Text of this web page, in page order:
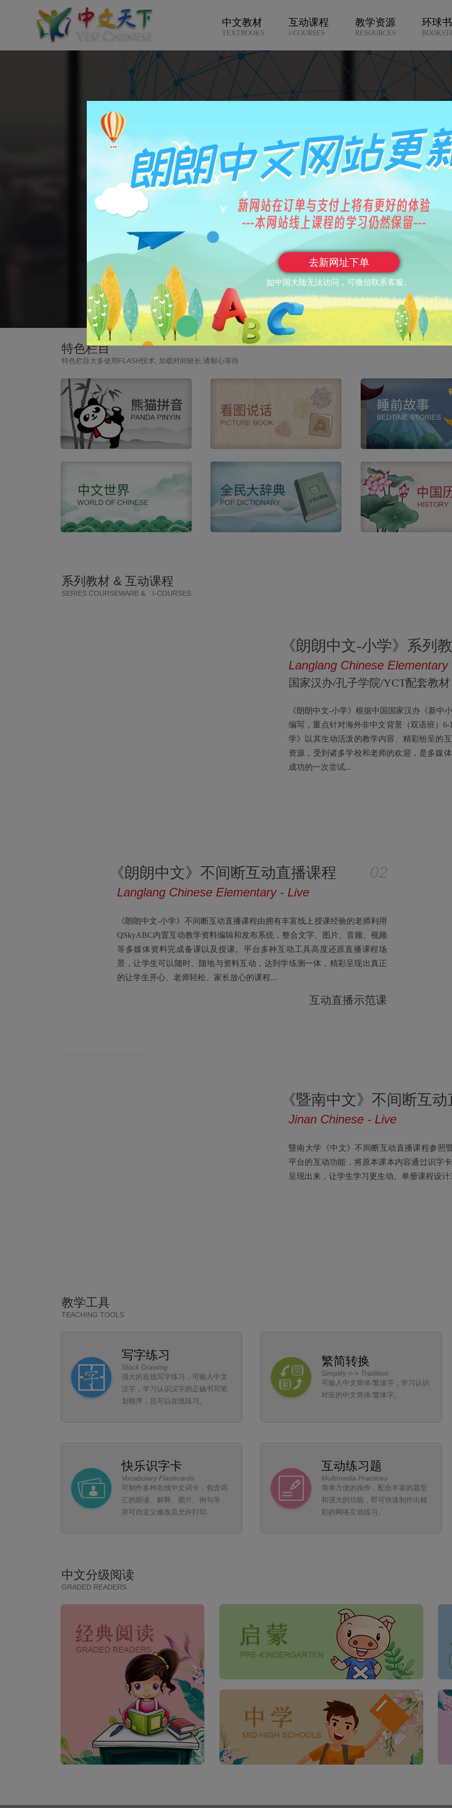
去新网址下单
如中国大陆无法访问，可微信联系客服。
中文教材
TEXTBOOKS
互动课程
i-COURSES
教学资源
RESOURCES
环球
新课程 新希望！
你的在线中文学校
查看详情
中文朗朗上口
全球70万用户的选择
《朗朗中文-小学》
不间断互动直播课程
随时学 随地学 随意学
新课程 新希望！
你的在线中文学校
查看详情
中文朗朗上口
全球70万用户的选择
特色栏目
特色栏目大多使用FLASH技术, 加载时间较长,请耐心等待
系列教材 & 互动课程
SERIES COURSEWARE & I-COURSES
《朗朗中文-小学》系列
Langlang Chinese Elementary
国家汉办/孔子学院/YCT配套教材
《朗朗中文-小学》根据中国国家汉办《新中
编写，重点针对海外非中文背景（双语班）
学》以其生动活泼的教学内容、精彩纷呈的
资源，受到诸多学校和老师的欢迎，是多媒
成功的一次尝试...
《朗朗中文》不间断互动直播课程
Langlang Chinese Elementary - Live
《朗朗中文-小学》不间断互动直播课程由拥有丰富线上授课经验的老师利用
QSkyABC内置互动教学资料编辑和发布系统，整合文字、图片、音频、视频
等多媒体资料完成备课以及授课。平台多种互动工具高度还原直播课程场
景，让学生可以随时、随地与资料互动，达到学练测一体，精彩呈现出真正
的让学生开心、老师轻松、家长放心的课程...
互动直播示范课
《暨南中文》不间断互
Jinan Chinese - Live
暨南大学《中文》不间断互动直播课程参照
平台的互动功能，将原本课本内容通过识字
呈现出来，让学生学习更生动。单册课程设
教学工具
TEACHING TOOLS
写字练习
Stock Drawing
强大的在线写字练习，可输入中文
汉字，学习认识汉字的正确书写笔
划顺序，且可以在线练习。
繁简转换
Simplify <-> Tradition
可输入中文简体/繁体字，学习认识
对应的中文简体/繁体字。
快乐识字卡
Vocabulary Flashcards
可制作多种在线中文词卡，包含词
汇的朗读、解释、图片、例句等，
并可自定义修改且允许打印。
互动练习题
Multimedia Practices
简单方便的操作，配合丰富的题型
和强大的功能，即可快速制作出精
彩的网络互动练习。
中文分级阅读
GRADED READERS